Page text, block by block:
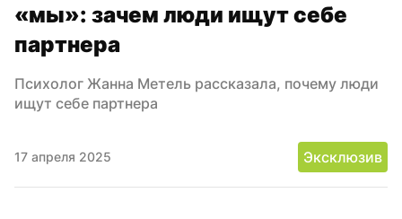
«мы»: зачем люди ищут себе
партнера
Психолог Жанна Метель рассказала, почему люди
ищут себе партнера
17 апреля 2025 Эксклюзив